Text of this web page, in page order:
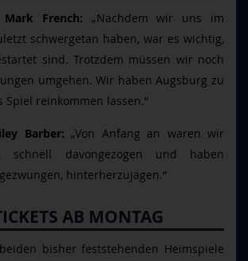
Mark French: „Nachdem wir uns im
schwergetan haben, war es wichtig,
sind. Trotzdem müssen wir noch
umgehen. Wir haben Augsburg zu
reinkommen lassen.“
Barber: „Von Anfang an waren wir
schnell davongezogen und haben
hinterherzujagen.“
AB MONTAG
bisher feststehenden Heimspiele